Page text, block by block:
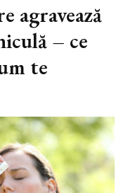
agravează
– ce
te